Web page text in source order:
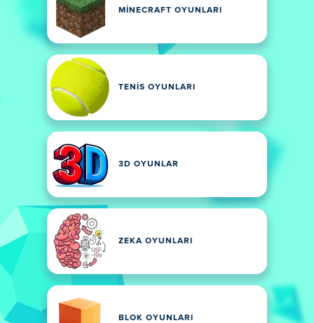
MINECRAFT OYUNLARI
TENIS OYUNLARI
3D OYUNLAR
ZEKA OYUNLARI
BLOK OYUNLARI